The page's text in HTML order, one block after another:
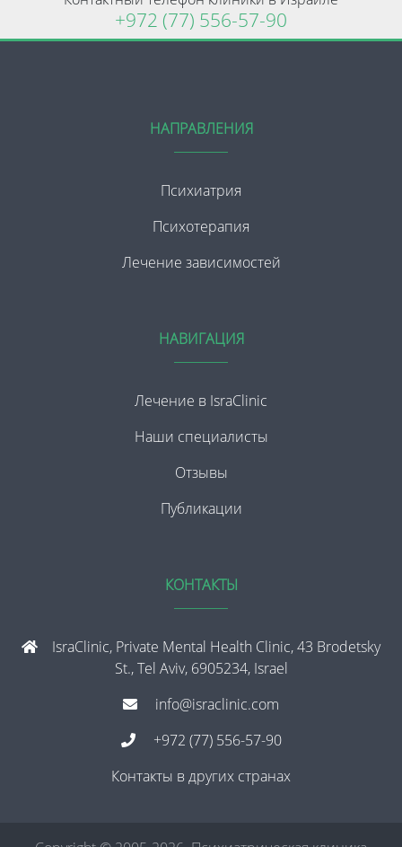
+972 (77) 556-57-90
НАПРАВЛЕНИЯ
Психиатрия
Психотерапия
Лечение зависимостей
НАВИГАЦИЯ
Лечение в IsraClinic
Наши специалисты
Отзывы
Публикации
КОНТАКТЫ
IsraClinic, Private Mental Health Clinic, 43 Brodetsky
St., Tel Aviv, 6905234, Israel
info@israclinic.com
+972 (77) 556-57-90
Контакты в других странах